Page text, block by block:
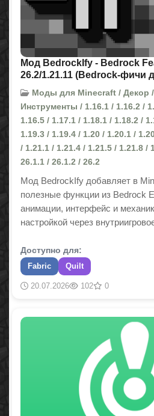
Мод BedrockIfy - Bedrock
26.2/1.21.11 (Bedrock-фичи
Моды для Minecraft /
Инструменты / 1.16.1 / 1.16.2 /
1.16.5 / 1.17.1 / 1.18.1 / 1.18.2 /
1.19.3 / 1.19.4 / 1.20 / 1.20.1 /
/ 1.21.1 / 1.21.4 / 1.21.5 / 1.21.8 /
26.1.1 / 26.1.2 / 26.2
Мод BedrockIfy добавляет в
полезные функции из Bedrock
анимации, интерфейс и
настройкой через
Доступно для:
Fabric Quilt
20.07.2026 102 0